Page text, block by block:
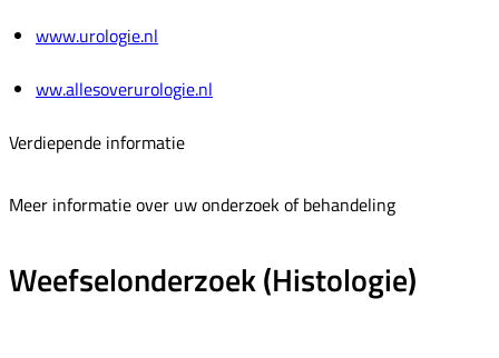
www.urologie.nl
ww.allesoverurologie.nl
Verdiepende informatie
Meer informatie over uw onderzoek of behandeling
Weefselonderzoek (Histologie)